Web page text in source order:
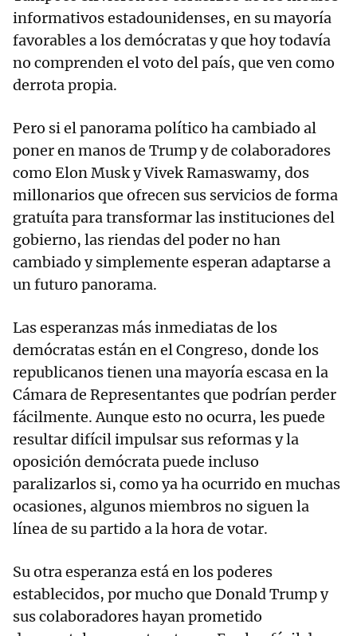
informativos estadounidenses, en su mayoría
favorables a los demócratas y que hoy todavía
no comprenden el voto del país, que ven como
derrota propia.
Pero si el panorama político ha cambiado al
poner en manos de Trump y de colaboradores
como Elon Musk y Vivek Ramaswamy, dos
millonarios que ofrecen sus servicios de forma
gratuíta para transformar las instituciones del
gobierno, las riendas del poder no han
cambiado y simplemente esperan adaptarse a
un futuro panorama.
Las esperanzas más inmediatas de los
demócratas están en el Congreso, donde los
republicanos tienen una mayoría escasa en la
Cámara de Representantes que podrían perder
fácilmente. Aunque esto no ocurra, les puede
resultar difícil impulsar sus reformas y la
oposición demócrata puede incluso
paralizarlos si, como ya ha ocurrido en muchas
ocasiones, algunos miembros no siguen la
línea de su partido a la hora de votar.
Su otra esperanza está en los poderes
establecidos, por mucho que Donald Trump y
sus colaboradores hayan prometido